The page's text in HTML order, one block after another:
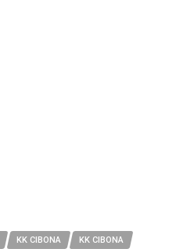
KK CIBONA KK CIBONA